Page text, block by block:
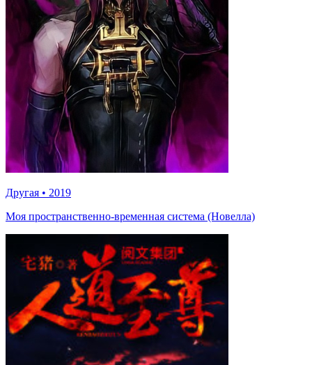
Другая • 2019
Моя пространственно-временная система (Новелла)